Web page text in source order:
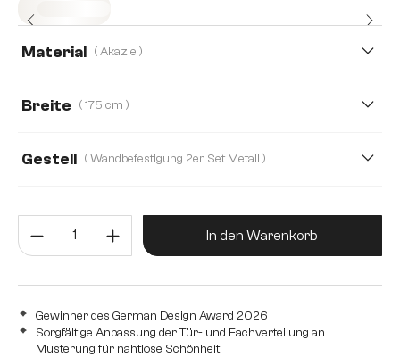
Material ( Akazie )
Breite ( 175 cm )
Gestell ( Wandbefestigung 2er Set Metall )
Produkt Anzahl: Gib den
In den Warenkorb
Gewinner des German Design Award 2026
Sorgfältige Anpassung der Tür- und Fachverteilung an
Musterung für nahtlose Schönheit